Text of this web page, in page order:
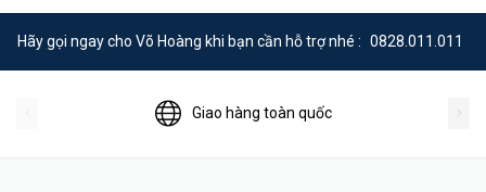
Hãy gọi ngay cho Võ Hoàng khi bạn cần hỗ trợ nhé : 0828.011.011
Giao hàng toàn quốc